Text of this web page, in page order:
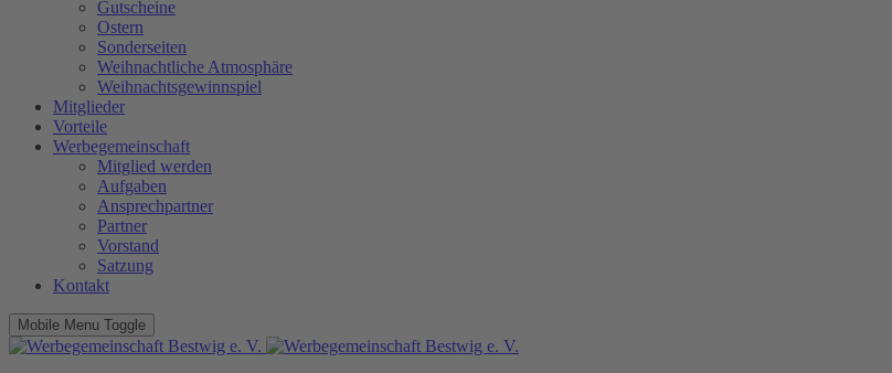
Gutscheine
Ostern
Sonderseiten
Weihnachtliche Atmosphäre
Weihnachtsgewinnspiel
Mitglieder
Vorteile
Werbegemeinschaft
Mitglied werden
Aufgaben
Ansprechpartner
Partner
Vorstand
Satzung
Kontakt
Mobile Menu Toggle